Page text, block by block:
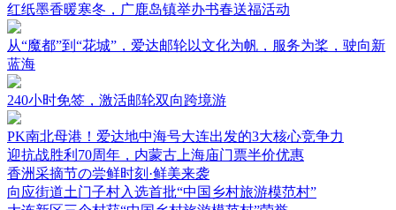
红纸墨香暖寒冬，广鹿岛镇举办书春送福活动
从“魔都”到“花城”，爱达邮轮以文化为帆，服务为桨，驶向新
蓝海
240小时免签，激活邮轮双向跨境游
PK南北母港！爱达地中海号大连出发的3大核心竞争力
迎抗战胜利70周年，内蒙古上海庙门票半价优惠
香洲采摘节の尝鲜时刻·鲜美来袭
向应街道土门子村入选首批“中国乡村旅游模范村”